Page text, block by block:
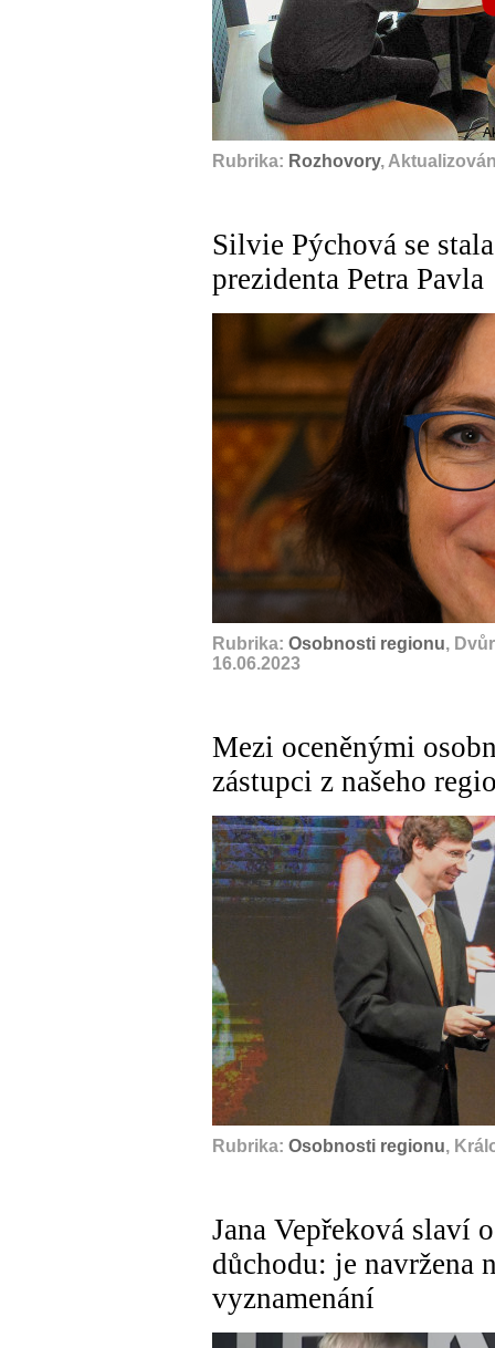
Rubrika: Rozhovory,
Silvie Pýchová se
prezidenta Petra Pavla
Rubrika: Osobnosti regionu,
16.06.2023
Mezi oceněnými
zástupci z našeho
Rubrika: Osobnosti regionu,
Jana Vepřeková slaví
důchodu: je navržena
vyznamenání